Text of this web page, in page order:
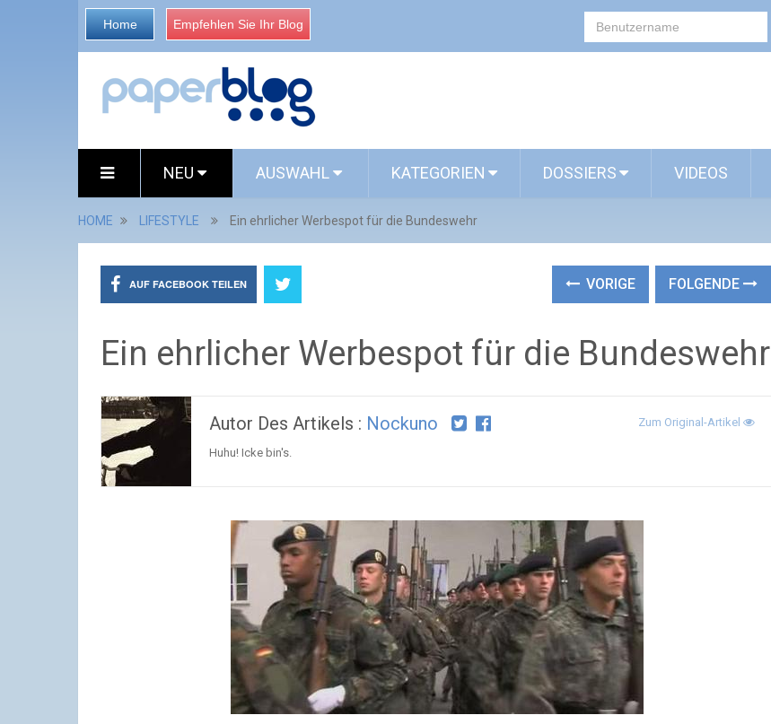
Home Empfehlen Sie Ihr Blog
NEU AUSWAHL KATEGORIEN DOSSIERS VIDEOS
HOME LIFESTYLE Ein ehrlicher Werbespot für die Bundeswehr
AUF FACEBOOK TEILEN VORIGE FOLGENDE
Ein ehrlicher Werbespot für die Bundeswehr
Autor Des Artikels : Nockuno Zum Original-Artikel
Huhu! Icke bin's.